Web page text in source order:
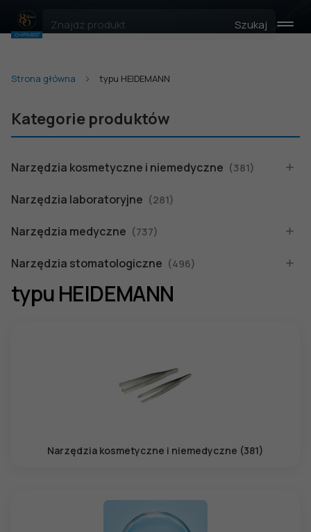
Szukaj
Strona główna typu HEIDEMANN
Kategorie produktów
Narzędzia kosmetyczne i niemedyczne (381)
Narzędzia laboratoryjne (281)
Narzędzia medyczne (737)
Narzędzia stomatologiczne (496)
typu HEIDEMANN
Narzędzia kosmetyczne i niemedyczne (381)